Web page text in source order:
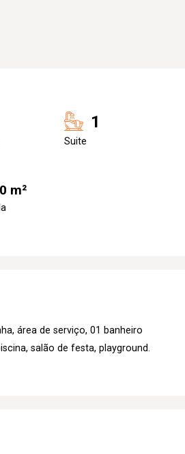
1
Suite
m²
área de serviço, 01 banheiro
salão de festa, playground.